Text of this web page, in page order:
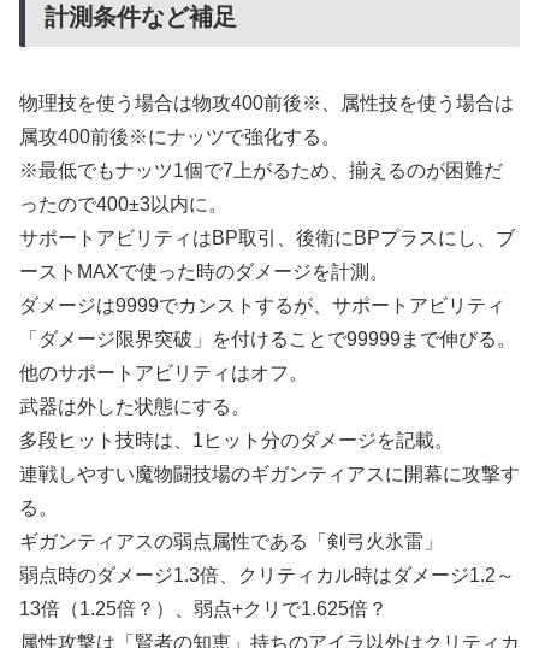
計測条件など補足
物理技を使う場合は物攻400前後※、属性技を使う場合は
属攻400前後※にナッツで強化する。
※最低でもナッツ1個で7上がるため、揃えるのが困難だ
ったので400±3以内に。
サポートアビリティはBP取引、後衛にBPプラスにし、ブ
ーストMAXで使った時のダメージを計測。
ダメージは9999でカンストするが、サポートアビリティ
「ダメージ限界突破」を付けることで99999まで伸びる。
他のサポートアビリティはオフ。
武器は外した状態にする。
多段ヒット技時は、1ヒット分のダメージを記載。
連戦しやすい魔物闘技場のギガンティアスに開幕に攻撃す
る。
ギガンティアスの弱点属性である「剣弓火氷雷」
弱点時のダメージ1.3倍、クリティカル時はダメージ1.2～
13倍（1.25倍？）、弱点+クリで1.625倍？
属性攻撃は「賢者の知恵」持ちのアイラ以外はクリティカ